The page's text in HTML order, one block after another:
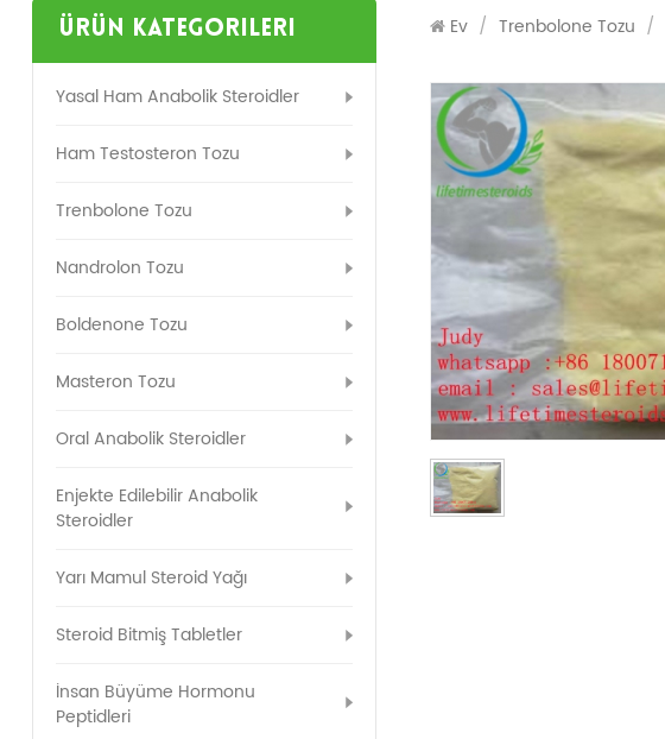
Ürün Kategorileri
Yasal Ham Anabolik Steroidler
Ham Testosteron Tozu
Trenbolone Tozu
Nandrolon Tozu
Boldenone Tozu
Masteron Tozu
Oral Anabolik Steroidler
Enjekte Edilebilir Anabolik
Steroidler
Yarı Mamul Steroid Yağı
Steroid Bitmiş Tabletler
İnsan Büyüme Hormonu
Peptidleri
Ev / Trenbolone Tozu /